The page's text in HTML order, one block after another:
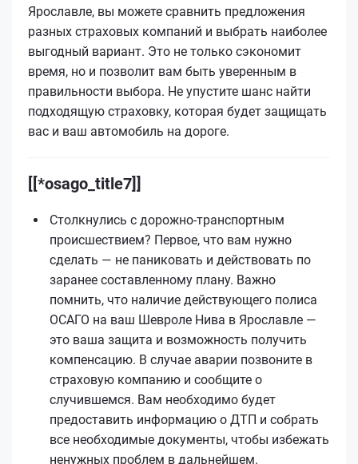
Ярославле, вы можете сравнить предложения
разных страховых компаний и выбрать наиболее
выгодный вариант. Это не только сэкономит
время, но и позволит вам быть уверенным в
правильности выбора. Не упустите шанс найти
подходящую страховку, которая будет защищать
вас и ваш автомобиль на дороге.
[[*osago_title7]]
Столкнулись с дорожно-транспортным
происшествием? Первое, что вам нужно
сделать — не паниковать и действовать по
заранее составленному плану. Важно
помнить, что наличие действующего полиса
ОСАГО на ваш Шевроле Нива в Ярославле —
это ваша защита и возможность получить
компенсацию. В случае аварии позвоните в
страховую компанию и сообщите о
случившемся. Вам необходимо будет
предоставить информацию о ДТП и собрать
все необходимые документы, чтобы избежать
ненужных проблем в дальнейшем.